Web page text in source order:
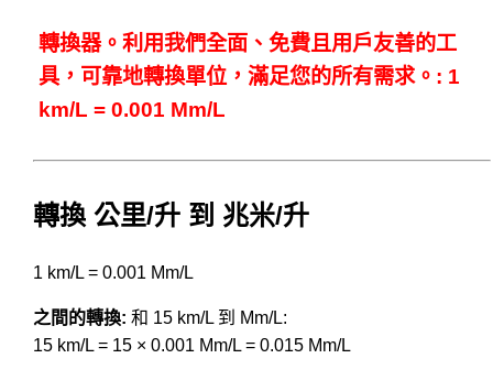
轉換器。利用我們全面、免費且用戶友善的工
具，可靠地轉換單位，滿足您的所有需求。: 1
km/L = 0.001 Mm/L
轉換 公里/升 到 兆米/升
1 km/L = 0.001 Mm/L
之間的轉換: 和 15 km/L 到 Mm/L:
15 km/L = 15 × 0.001 Mm/L = 0.015 Mm/L